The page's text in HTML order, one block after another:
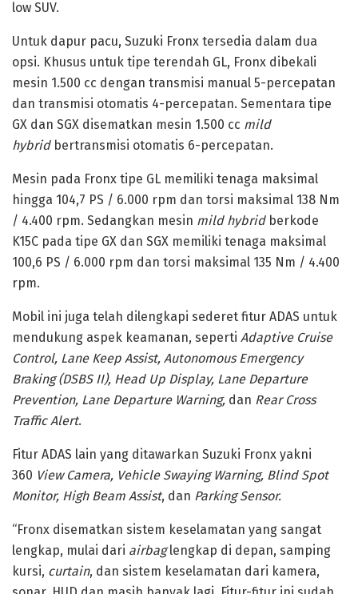
low SUV.
Untuk dapur pacu, Suzuki Fronx tersedia dalam dua
opsi. Khusus untuk tipe terendah GL, Fronx dibekali
mesin 1.500 cc dengan transmisi manual 5-percepatan
dan transmisi otomatis 4-percepatan. Sementara tipe
GX dan SGX disematkan mesin 1.500 cc mild
hybridbertransmisi otomatis 6-percepatan.
Mesin pada Fronx tipe GL memiliki tenaga maksimal
hingga 104,7 PS / 6.000 rpm dan torsi maksimal 138 Nm
/ 4.400 rpm. Sedangkan mesin mild hybrid berkode
K15C pada tipe GX dan SGX memiliki tenaga maksimal
100,6 PS / 6.000 rpm dan torsi maksimal 135 Nm / 4.400
rpm.
Mobil ini juga telah dilengkapi sederet fitur ADAS untuk
mendukung aspek keamanan, seperti Adaptive Cruise
Control, Lane Keep Assist, Autonomous Emergency
Braking (DSBS II), Head Up Display, Lane Departure
Prevention, Lane Departure Warning, dan Rear Cross
Traffic Alert.
Fitur ADAS lain yang ditawarkan Suzuki Fronx yakni
360 View Camera, Vehicle Swaying Warning, Blind Spot
Monitor, High Beam Assist, dan Parking Sensor.
“Fronx disematkan sistem keselamatan yang sangat
lengkap, mulai dari airbaglengkap di depan, samping
kursi, curtain, dan sistem keselamatan dari kamera,